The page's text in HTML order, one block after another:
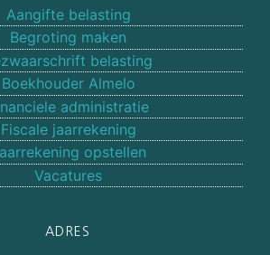
Aangifte belasting
Begroting maken
belasting
Boekhouder Almelo
administratie
Fiscale jaarrekening
opstellen
Vacatures
ADRES